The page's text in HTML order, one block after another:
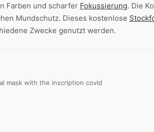
Farben und scharfer Fokussierung. Die
Mundschutz. Dieses kostenlose
Zwecke genutzt werden.
mask with the inscription covid